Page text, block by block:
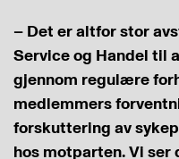
– Det er altfor stor
Service og Handel til
gjennom regulære
medlemmers
forskuttering av
hos motparten. Vi ser